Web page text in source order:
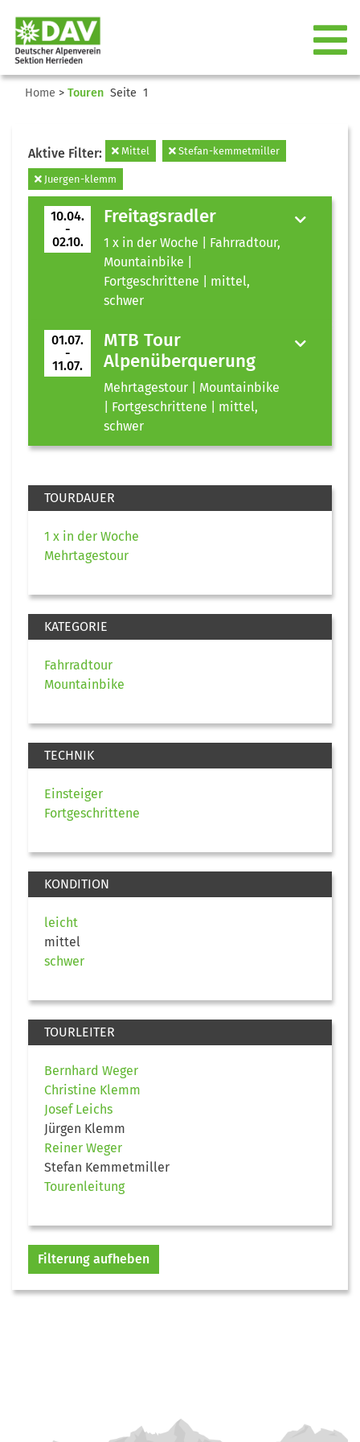
Home > Touren Seite 1
Aktive Filter: Mittel Stefan-kemmetmiller
Juergen-klemm
10.04.
-
02.10.
Freitagsradler
1 x in der Woche | Fahrradtour,
Mountainbike |
Fortgeschrittene | mittel,
schwer
01.07.
-
11.07.
MTB Tour
Alpenüberquerung
Mehrtagestour | Mountainbike
| Fortgeschrittene | mittel,
schwer
TOURDAUER
1 x in der Woche
Mehrtagestour
KATEGORIE
Fahrradtour
Mountainbike
TECHNIK
Einsteiger
Fortgeschrittene
KONDITION
leicht
mittel
schwer
TOURLEITER
Bernhard Weger
Christine Klemm
Josef Leichs
Jürgen Klemm
Reiner Weger
Stefan Kemmetmiller
Tourenleitung
Filterung aufheben